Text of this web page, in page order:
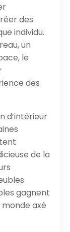
des
individu.
un
le
des
d’intérieur
de la
gagnent
axé